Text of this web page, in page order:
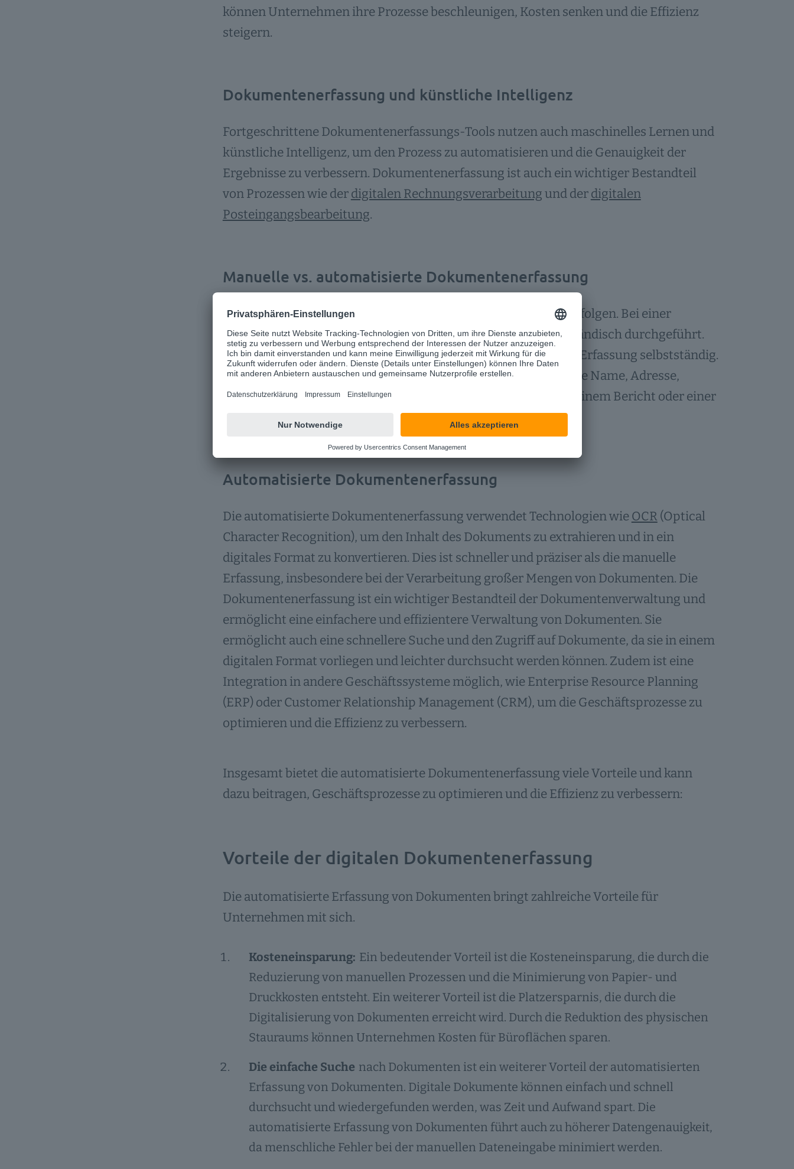
können Unternehmen ihre Prozesse beschleunigen, Kosten senken und die Effizienz
steigern.
Dokumentenerfassung und künstliche Intelligenz
Fortgeschrittene Dokumentenerfassungs-Tools nutzen auch maschinelles Lernen und
künstliche Intelligenz, um den Prozess zu automatisieren und die Genauigkeit der
Ergebnisse zu verbessern. Dokumentenerfassung ist auch ein wichtiger Bestandteil
von Prozessen wie derdigitalen Rechnungsverarbeitungund derdigitalen
Posteingangsbearbeitung.
Manuelle vs. automatisierte Dokumentenerfassung
Die Dokumentenerfassung kann manuell oder automatisiert erfolgen. Bei einer
manuellen Erfassung wird die Erfassung von Mitarbeitenden händisch durchgeführt.
Bei der automatisierten Variante übernimmt eine Software die Erfassung selbstständig.
Dokumentenerfassung umfasst sowohl strukturierte Daten (wie Name, Adresse,
Telefonnummer) als auch unstrukturierte Daten (wie Text aus einem Bericht oder einer
Automatisierte Dokumentenerfassung
Die automatisierte Dokumentenerfassung verwendet Technologien wieOCR (Optical
Character Recognition), um den Inhalt des Dokuments zu extrahieren und in ein
digitales Format zu konvertieren. Dies ist schneller und präziser als die manuelle
Erfassung, insbesondere bei der Verarbeitung großer Mengen von Dokumenten. Die
Dokumentenerfassung ist ein wichtiger Bestandteil der Dokumentenverwaltung und
ermöglicht eine einfachere und effizientere Verwaltung von Dokumenten. Sie
ermöglicht auch eine schnellere Suche und den Zugriff auf Dokumente, da sie in einem
digitalen Format vorliegen und leichter durchsucht werden können. Zudem ist eine
Integration in andere Geschäftssysteme möglich, wie Enterprise Resource Planning
(ERP) oder Customer Relationship Management (CRM), um die Geschäftsprozesse zu
optimieren und die Effizienz zu verbessern.
Insgesamt bietet die automatisierte Dokumentenerfassung viele Vorteile und kann
dazu beitragen, Geschäftsprozesse zu optimieren und die Effizienz zu verbessern:
Vorteile der digitalen Dokumentenerfassung
Die automatisierte Erfassung von Dokumenten bringt zahlreiche Vorteile für
Unternehmen mit sich.
Kosteneinsparung: Ein bedeutender Vorteil ist die Kosteneinsparung, die durch die
Reduzierung von manuellen Prozessen und die Minimierung von Papier- und
Druckkosten entsteht. Ein weiterer Vorteil ist die Platzersparnis, die durch die
Digitalisierung von Dokumenten erreicht wird. Durch die Reduktion des physischen
Stauraums können Unternehmen Kosten für Büroflächen sparen.
Die einfache Suche nach Dokumenten ist ein weiterer Vorteil der automatisierten
Erfassung von Dokumenten. Digitale Dokumente können einfach und schnell
durchsucht und wiedergefunden werden, was Zeit und Aufwand spart. Die
automatisierte Erfassung von Dokumenten führt auch zu höherer Datengenauigkeit,
da menschliche Fehler bei der manuellen Dateneingabe minimiert werden.